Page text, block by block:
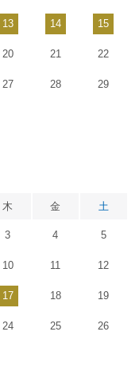
13 14 15
20 21 22
27 28 29
木 金 土
3 4 5
10 11 12
17 18 19
24 25 26